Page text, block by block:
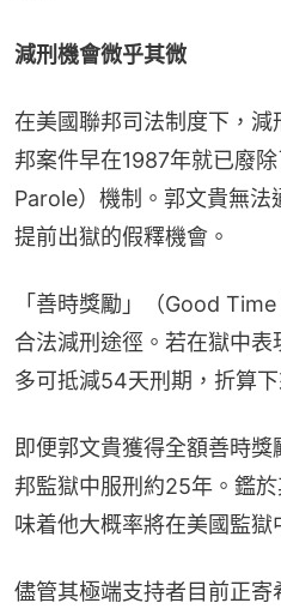
減刑機會微乎其微
在美國聯邦司法制度下，
邦案件早在1987年就已廢
Parole）機制。郭文貴無
提前出獄的假釋機會。
「善時獎勵」（Good
合法減刑途徑。若在獄中
多可抵減54天刑期，折算
即便郭文貴獲得全額善時
邦監獄中服刑約25年。鑑
味着他大概率將在美國監獄
儘管其極端支持者目前正